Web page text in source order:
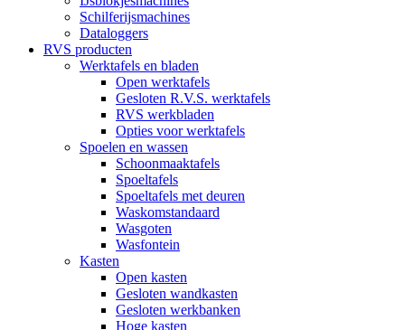
Schilferijsmachines
Dataloggers
RVS producten
Werktafels en bladen
Open werktafels
Gesloten R.V.S. werktafels
RVS werkbladen
Opties voor werktafels
Spoelen en wassen
Schoonmaaktafels
Spoeltafels
Spoeltafels met deuren
Waskomstandaard
Wasgoten
Wasfontein
Kasten
Open kasten
Gesloten wandkasten
Gesloten werkbanken
Hoge kasten